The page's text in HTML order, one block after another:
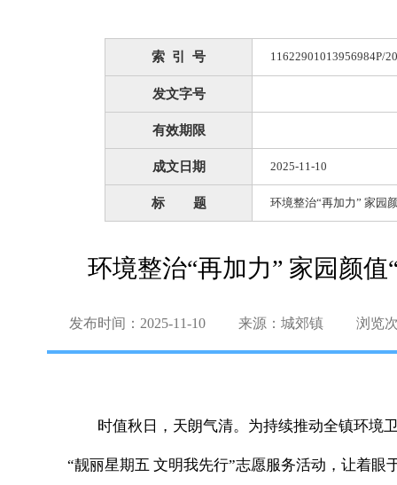
索 引 号 11622901013956984P/
发文字号
有效期限
成文日期 2025-11-10
标 题 环境整治“再加力” 家园
环境整治“再加力” 家园颜
发布时间：2025-11-10 来源：城郊镇 浏览
时值秋日，天朗气清。为持续推动全镇环境
“靓丽星期五 文明我先行”志愿服务活动，让着